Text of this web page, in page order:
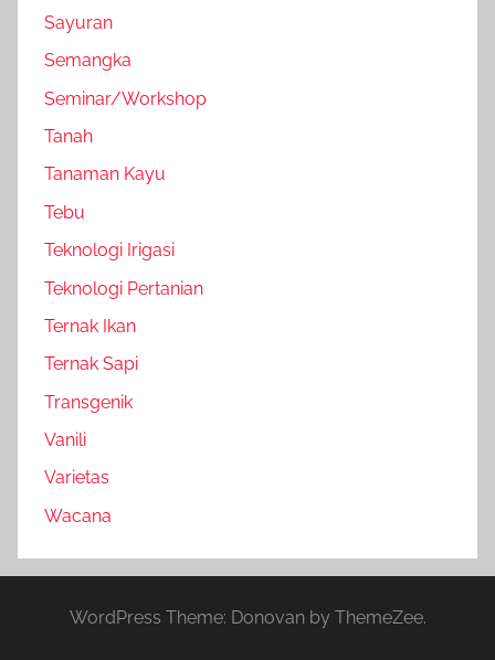
Sayuran
Semangka
Seminar/Workshop
Tanah
Tanaman Kayu
Tebu
Teknologi Irigasi
Teknologi Pertanian
Ternak Ikan
Ternak Sapi
Transgenik
Vanili
Varietas
Wacana
WordPress Theme: Donovan by ThemeZee.